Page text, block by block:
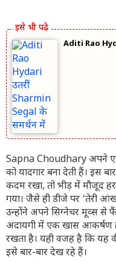
Aditi Rao
Sapna Choudhary अपने
को यादगार बना देती हैं। इस
कदम रखा, तो भीड़ में मौजूद
गया। जैसे ही डीजे पर ‘तेरी
उन्होंने अपने सिग्नेचर मूव्स से
अदायगी में एक खास आकर्षण
रखता है। यही वजह है कि यह
इसे बार-बार देख रहे हैं।